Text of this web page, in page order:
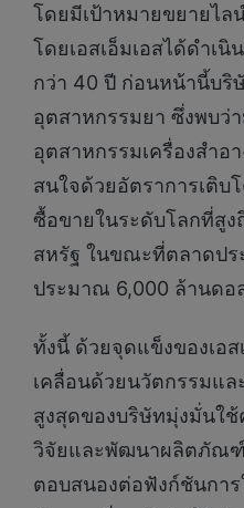
โดยมีเป้าหมายขยายไล
โดยเอสเอ็มเอสได้ดำเ
กว่า 40 ปี ก่อนหน้านี้บริ
อุตสาหกรรมยา ซึ่งพบว่
อุตสาหกรรมเครื่องสำอ
สนใจด้วยอัตราการเติบ
ซื้อขายในระดับโลกที่สู
สหรัฐ ในขณะที่ตลาดปร
ประมาณ 6,000 ล้านดอ
ทั้งนี้ ด้วยจุดแข็งของเอส
เคลื่อนด้วยนวัตกรรมแล
สูงสุดของบริษัทมุ่งมั่นใ
วิจัยและพัฒนาผลิตภัณฑ์
ตอบสนองต่อฟังก์ชันกา